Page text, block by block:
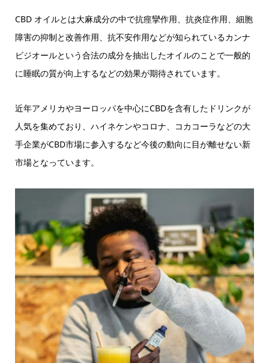
CBD オイルとは大麻成分の中で抗痙攣作用、抗炎症作用、細胞
障害の抑制と改善作用、抗不安作用などが知られているカンナ
ビジオールという合法の成分を抽出したオイルのことで一般的
に睡眠の質が向上するなどの効果が期待されています。
近年アメリカやヨーロッパを中心にCBDを含有したドリンクが
人気を集めており、ハイネケンやコロナ、コカコーラなどの大
手企業がCBD市場に参入するなど今後の動向に目が離せない新
市場となっています。